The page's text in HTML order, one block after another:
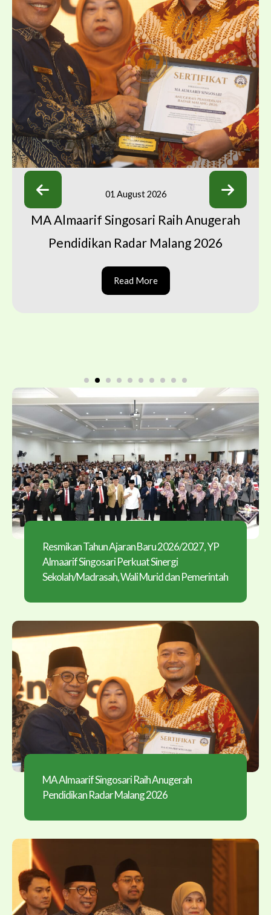
01 August 2026
MA Almaarif Singosari Raih Anugerah
Pendidikan Radar Malang 2026
Read More
Resmikan Tahun Ajaran Baru 2026/2027, YP
Almaarif Singosari Perkuat Sinergi
Sekolah/Madrasah, Wali Murid dan Pemerintah
MA Almaarif Singosari Raih Anugerah
Pendidikan Radar Malang 2026